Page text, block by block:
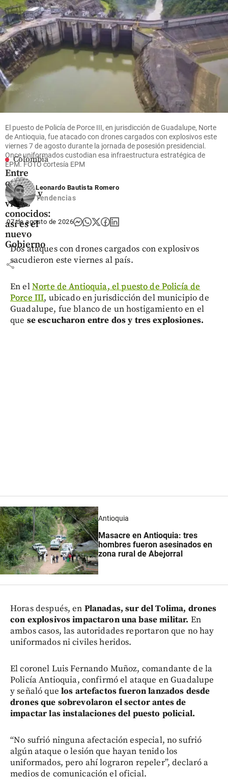
es el
negocio
que mueve
US$ 380
millones
en el
Oriente
antioqueño
automatizada
y cartera de
crédito
multiplicada
por diez
share
share
Colombia
Entre
caras
nuevas y
viejos
conocidos:
así es el
nuevo
Gobierno
share
El puesto de Policía de Porce III, en jurisdicción de Guadalupe, Norte
de Antioquia, fue atacado con drones cargados con explosivos este
viernes 7 de agosto durante la jornada de posesión presidencial.
Once uniformados custodian esa infraestructura estratégica de
EPM. FOTO cortesía EPM
Leonardo Bautista Romero
Tendencias
07 de agosto de 2026
Dos ataques con drones cargados con explosivos
sacudieron este viernes al país.
En elNorte de Antioquia, el puesto de Policía de
Porce III, ubicado en jurisdicción del municipio de
Guadalupe, fue blanco de un hostigamiento en el
que se escucharon entre dos y tres explosiones.
Antioquia
Masacre en Antioquia: tres
hombres fueron asesinados en
zona rural de Abejorral
Horas después, en Planadas, sur del Tolima, drones
con explosivos impactaron una base militar. En
ambos casos, las autoridades reportaron que no hay
uniformados ni civiles heridos.
El coronel Luis Fernando Muñoz, comandante de la
Policía Antioquia, confirmó el ataque en Guadalupe
y señaló que los artefactos fueron lanzados desde
drones que sobrevolaron el sector antes de
impactar las instalaciones del puesto policial.
“No sufrió ninguna afectación especial, no sufrió
algún ataque o lesión que hayan tenido los
uniformados, pero ahí lograron repeler”, declaró a
medios de comunicación el oficial.